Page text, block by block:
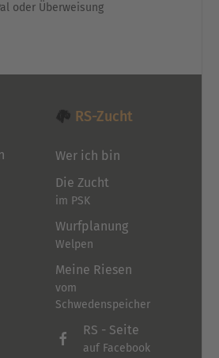
werden
oder Überweisung
RS-Zucht
Wer ich bin
Die Zucht
im PSK
Wurfplanung
Welpen
Meine Riesen
vom
Schwedenspeicher
RS - Seite
auf Facebook